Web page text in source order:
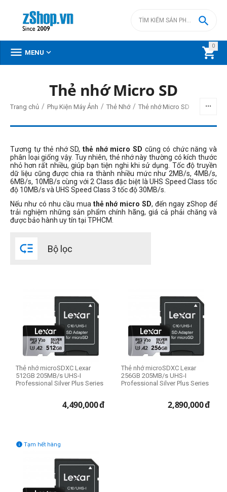
0


 MENU 
2090000đ 4490000đ
Thương hiệu
Exascend
Lexar
256GB
512GB
Tốc độ ghi (1)
60 MB/s
100 MB/s
THIẾT LẬP LẠI
Thẻ nhớ Micro SD
Trang chủ / Phụ Kiện Máy Ảnh / Thẻ Nhớ / Thẻ nhớ Micro SD
Tương tự thẻ nhớ SD,thẻ nhớ micro SD cũng có chức năng và
phân loại giống vậy. Tuy nhiên, thẻ nhớ này thường có kích thước
nhỏ hơn rất nhiều, giúp bạn tiện nghi khi sử dụng. Tốc độ truyền
dữ liệu cũng được chia ra thành nhiều mức như 2MB/s, 4MB/s,
6MB/s, 10MB/s cùng với 2 Class đặc biệt là UHS Speed Class tốc
độ 10MB/s và UHS Speed Class 3 tốc độ 30MB/s.
Nếu như có nhu cầu mua thẻ nhớ micro SD, đến ngay zShop để
trải nghiệm những sản phẩm chính hãng, giá cả phải chăng và
được bảo hành uy tín tại TPHCM.
 Bộ lọc
Thẻ nhớ microSDXC Lexar
512GB 205MB/s UHS-I
Professional Silver Plus Series
4,490,000đ
Thẻ nhớ microSDXC Lexar
256GB 205MB/s UHS-I
Professional Silver Plus Series
2,890,000đ
Tạm hết hàng
